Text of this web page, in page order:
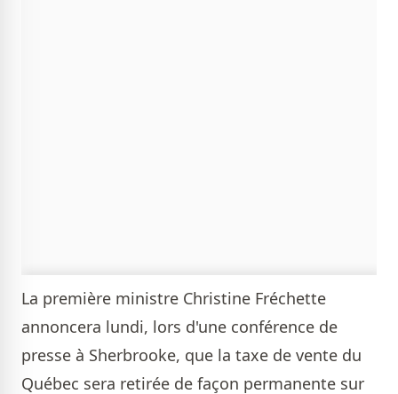
La première ministre Christine Fréchette
annoncera lundi, lors d'une conférence de
presse à Sherbrooke, que la taxe de vente du
Québec sera retirée de façon permanente sur